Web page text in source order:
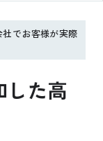
る
20校
探す
でお客様が実際
した高